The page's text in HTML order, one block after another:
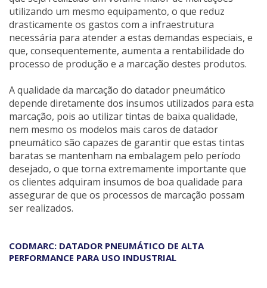
utilizando um mesmo equipamento, o que reduz
drasticamente os gastos com a infraestrutura
necessária para atender a estas demandas especiais, e
que, consequentemente, aumenta a rentabilidade do
processo de produção e a marcação destes produtos.
A qualidade da marcação do datador pneumático
depende diretamente dos insumos utilizados para esta
marcação, pois ao utilizar tintas de baixa qualidade,
nem mesmo os modelos mais caros de datador
pneumático são capazes de garantir que estas tintas
baratas se mantenham na embalagem pelo período
desejado, o que torna extremamente importante que
os clientes adquiram insumos de boa qualidade para
assegurar de que os processos de marcação possam
ser realizados.
CODMARC: DATADOR PNEUMÁTICO DE ALTA
PERFORMANCE PARA USO INDUSTRIAL